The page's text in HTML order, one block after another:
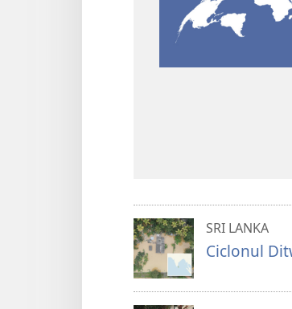
SRI LANKA
Ciclonul